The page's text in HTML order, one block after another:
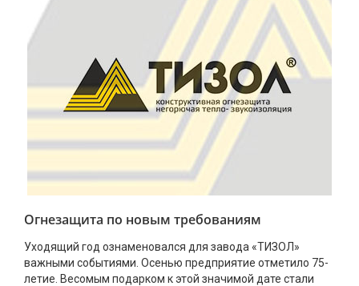
Огнезащита по новым требованиям
Уходящий год ознаменовался для завода «ТИЗОЛ»
важными событиями. Осенью предприятие отметило 75-
летие. Весомым подарком к этой значимой дате стали